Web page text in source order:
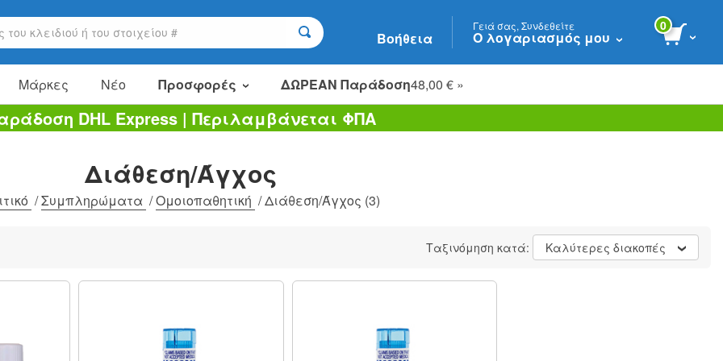
Βοήθεια
Γειά σας, Συνδεθείτε
Ο λογαριασμός μου
0
Μάρκες Νέο Προσφορές ΔΩΡΕΑΝ Παράδοση48,00 € »
Είδη πώλησης
Πακέτα αξίας
Εκκαθάριση
DHL Express | Περιλαμβάνεται ΦΠΑ
Διάθεση/Άγχος
/Συμπληρώματα /Ομοιοπαθητική /Διάθεση/Άγχος (3)
Ταξινόμηση κατά: Καλύτερες διακοπές